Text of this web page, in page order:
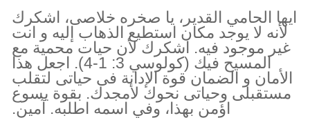
ايها الحامي القدير، يا صخره خلاصى، اشكرك
لأنه لا يوجد مكان استطيع الذهاب إليه و انت
غير موجود فيه. اشكرك لأن حيات محمية مع
المسيح فيك (كولوسي 3: 1-4). اجعل هذا
الأمان و الضمان قوة الإدانة فى حياتى لتقلب
مستقبلى وحياتى نحوك لأمجدك. بقوة يسوع
اؤمن بهذا، وفي اسمه اطلبه. آمين.